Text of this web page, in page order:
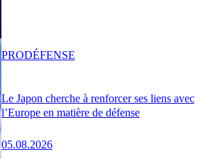
Le Japon cherche à renforcer ses liens avec
l’Europe en matière de défense
05.08.2026
PRODÉFENSE